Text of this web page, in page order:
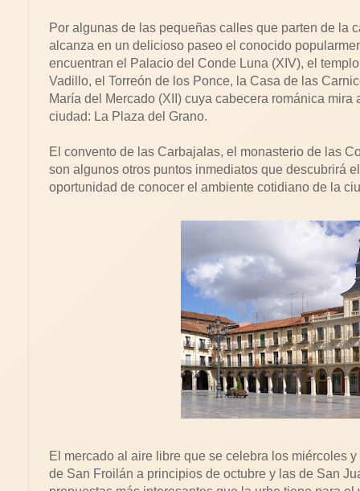
Por algunas de las pequeñas calles que parten de la
alcanza en un delicioso paseo el conocido
encuentran el Palacio del Conde Luna (XIV), el
Vadillo, el Torreón de los Ponce, la Casa de las
María del Mercado (XII) cuya cabecera románica
ciudad: La Plaza del Grano.
El convento de las Carbajalas, el monasterio de las
son algunos otros puntos inmediatos que descubrirá
oportunidad de conocer el ambiente cotidiano de la
El mercado al aire libre que se celebra los miércoles
de San Froilán a principios de octubre y las de San